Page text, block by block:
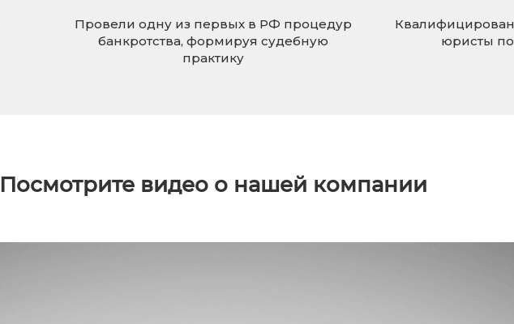
Провели одну из первых в РФ процедур
банкротства, формируя судебную
практику
юристы
Посмотрите видео о нашей компании